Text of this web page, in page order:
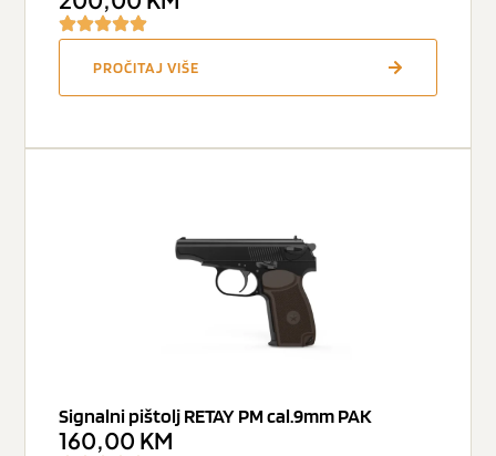
PROČITAJ VIŠE
Signalni pištolj RETAY PM cal.9mm PAK
160,00 KM